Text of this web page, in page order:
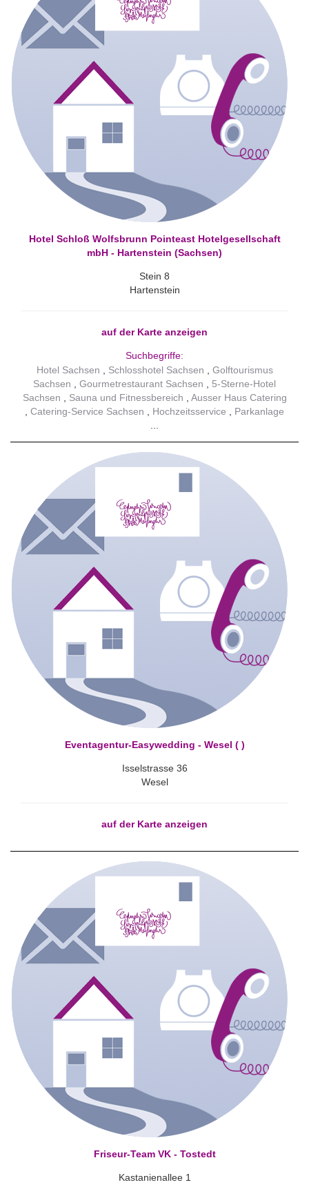
Hotel Schloß Wolfsbrunn Pointeast Hotelgesellschaft
mbH - Hartenstein (Sachsen)
Stein 8
Hartenstein
auf der Karte anzeigen
Suchbegriffe:
Hotel Sachsen
Schlosshotel Sachsen
Golftourismus
Sachsen
Gourmetrestaurant Sachsen
5-Sterne-Hotel
Sachsen
Sauna und Fitnessbereich
Ausser Haus Catering
Catering-Service Sachsen
Hochzeitsservice Parkanlage
Eventagentur-Easywedding - Wesel ( )
Isselstrasse 36
Wesel
auf der Karte anzeigen
Friseur-Team VK - Tostedt
Kastanienallee 1